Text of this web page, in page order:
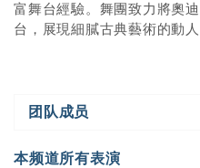
富舞台經驗。舞團致力將奧
台，展現細膩古典藝術的動人
团队成员
本频道所有表演